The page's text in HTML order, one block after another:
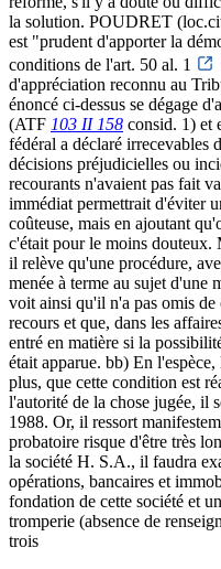
la solution. POUDRET
est "prudent d'apporter la
conditions de l'art. 50 al. 1
d'appréciation reconnu au
énoncé ci-dessus se dégage
(ATF 103 II 158 consid. 1) et
fédéral a déclaré irrecevables
décisions préjudicielles ou
recourants n'avaient pas fait
immédiat permettrait d'éviter
coûteuse, mais en ajoutant
c'était pour le moins douteux.
il relève qu'une procédure,
menée à terme au sujet d'une
voit ainsi qu'il n'a pas omis
recours et que, dans les
entré en matière si la
était apparue. bb) En
plus, que cette condition est
l'autorité de la chose jugée, il
1988. Or, il ressort
probatoire risque d'être très
la société H. S.A., il faudra
opérations, bancaires et
fondation de cette société et
tromperie (absence de
trois